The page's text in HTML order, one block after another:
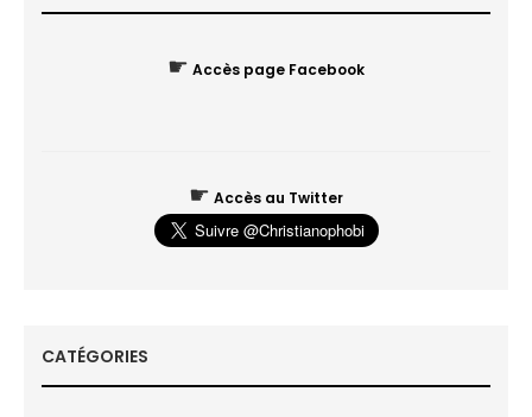
☛ Accès page Facebook
☛ Accès au Twitter
CATÉGORIES